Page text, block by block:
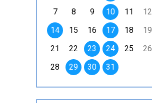
7
8 9 10 11 12
14
15 16 17 18 19
21
22 23 24 25 26
28
29 30 31